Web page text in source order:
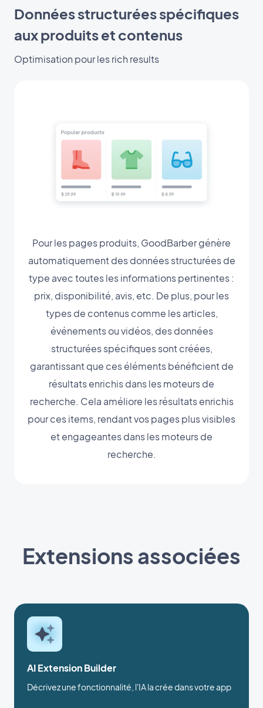
Données structurées spécifiques
aux produits et contenus
Optimisation pour les rich results
Pour les pages produits, GoodBarber génère
automatiquement des données structurées de
type avec toutes les informations pertinentes :
prix, disponibilité, avis, etc. De plus, pour les
types de contenus comme les articles,
événements ou vidéos, des données
structurées spécifiques sont créées,
garantissant que ces éléments bénéficient de
résultats enrichis dans les moteurs de
recherche. Cela améliore les résultats enrichis
pour ces items, rendant vos pages plus visibles
et engageantes dans les moteurs de
recherche.
Extensions associées
AI Extension Builder
Décrivez une fonctionnalité, l'IA la crée dans votre app